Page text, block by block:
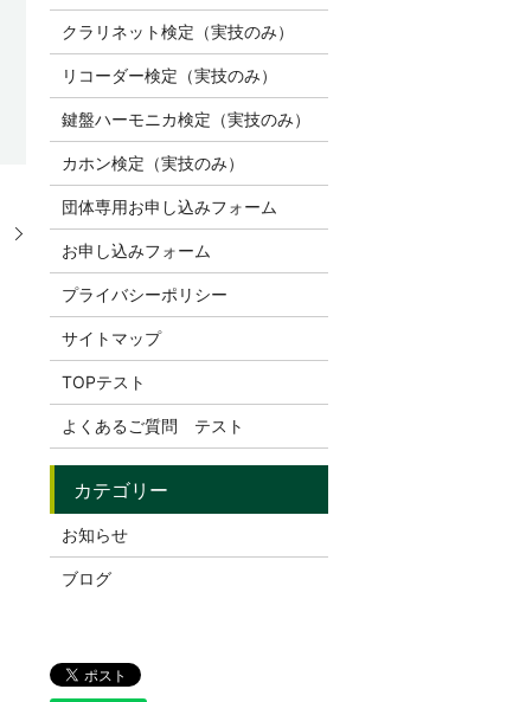
クラリネット検定（実技のみ）
リコーダー検定（実技のみ）
鍵盤ハーモニカ検定（実技のみ）
カホン検定（実技のみ）
団体専用お申し込みフォーム
お申し込みフォーム
プライバシーポリシー
サイトマップ
TOPテスト
よくあるご質問 テスト
お知らせ
ブログ